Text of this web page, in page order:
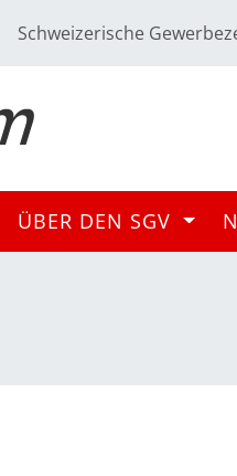
Schweizerische
ÜBER DEN SGV